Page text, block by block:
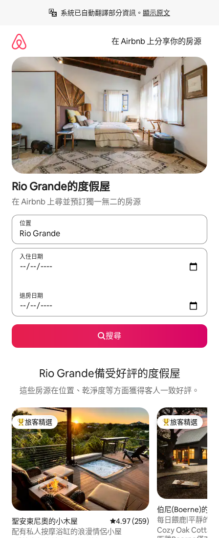
系統已自動翻譯部分資訊。 顯示原文
在 Airbnb 上分享你的房源
Rio Grande的度假屋
在 Airbnb 上尋並預訂獨一無二的房源
位置
如有搜尋結果，瀏覽內容時請使用上下箭頭，或輕點、滑動裝置。
入住日期
退房日期
搜尋
Rio Grande備受好評的度假屋
這些房源在位置、乾淨度等方面獲得客人一致好評。
旅客精選榜首
旅客精選
聖安東尼奧的小木屋 從 259 則評價中獲得 4.97 的平均
4.97 (259)
配有私人按摩浴缸的浪漫情侶小屋
旅客精選榜首
旅客精選
伯尼(Boerne)的小
每日餵鹿|平靜的
Cozy Oak